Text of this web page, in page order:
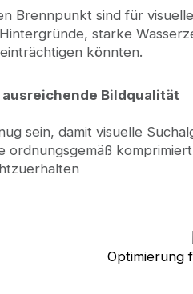
Brennpunkt sind für
starke
könnten.
Bildqualität
sein, damit visuelle
ordnungsgemäß
Optimierung